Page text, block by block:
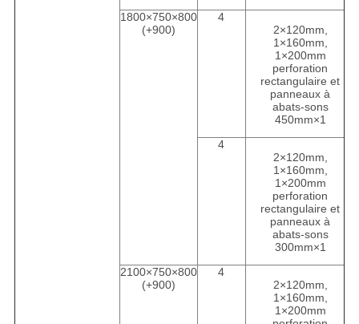
1800×750×800
(+900)
4
2×120mm,
1×160mm,
1×200mm
perforation
rectangulaire et
panneaux à
abats-sons
450mm×1
4
2×120mm,
1×160mm,
1×200mm
perforation
rectangulaire et
panneaux à
abats-sons
300mm×1
2100×750×800
(+900)
4
2×120mm,
1×160mm,
1×200mm